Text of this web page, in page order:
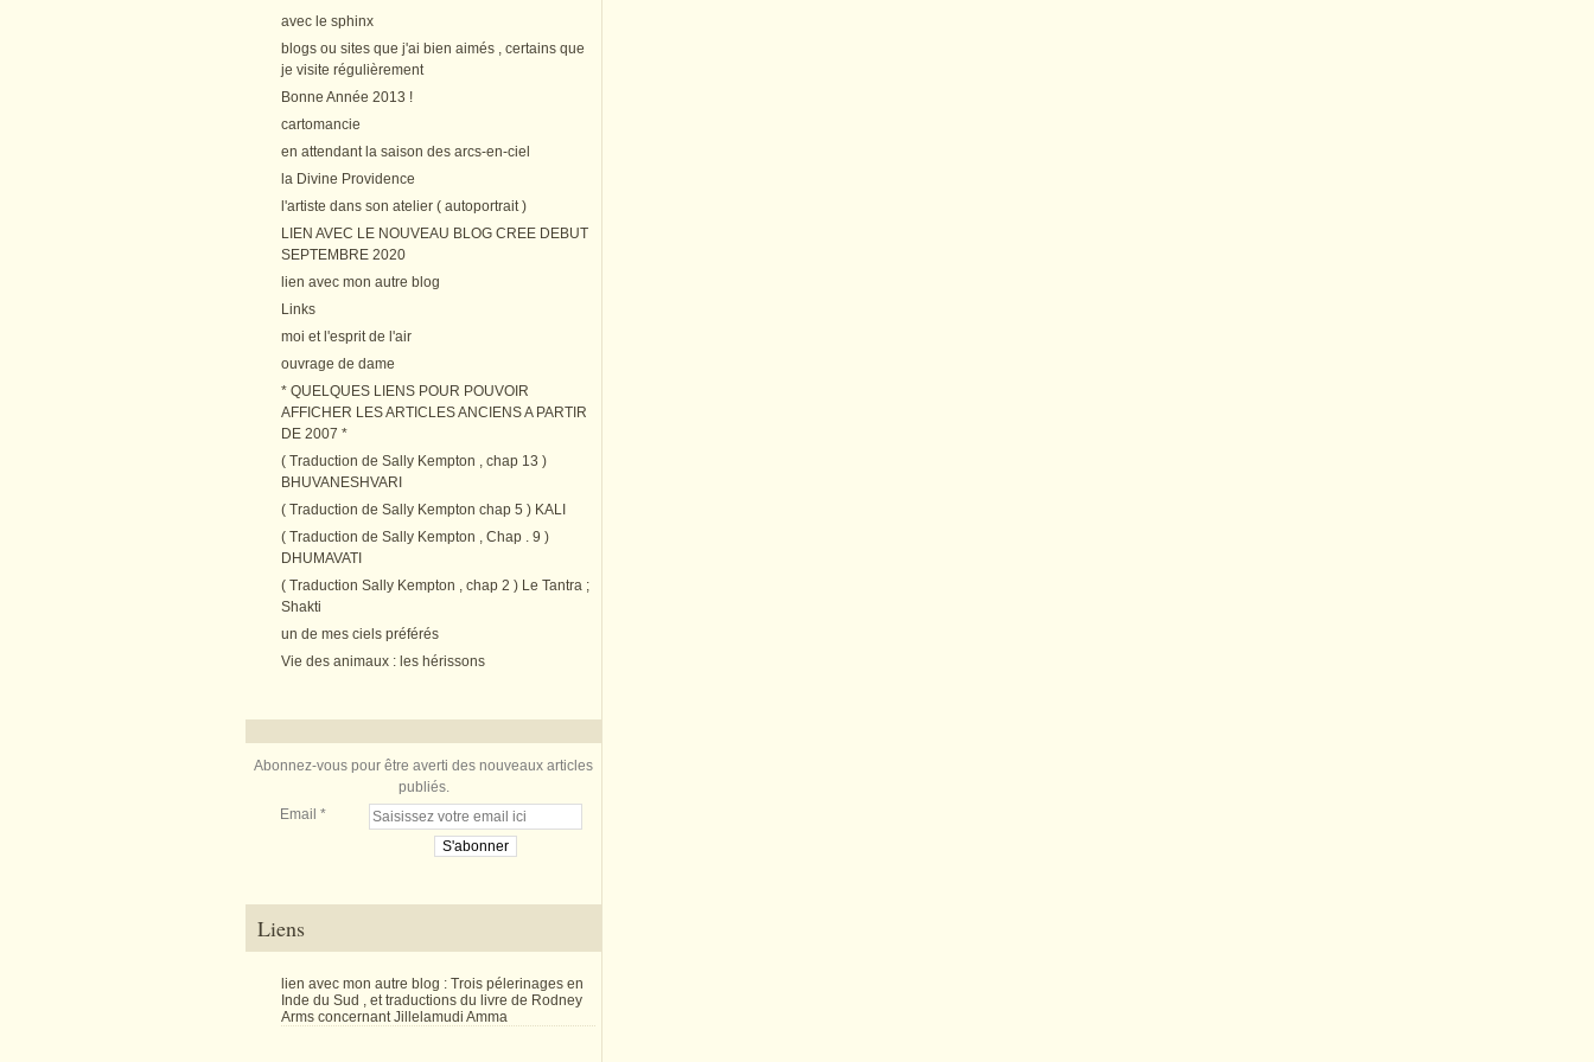
avec le sphinx
blogs ou sites que j'ai bien aimés , certains que
je visite régulièrement
Bonne Année 2013 !
cartomancie
en attendant la saison des arcs-en-ciel
la Divine Providence
l'artiste dans son atelier ( autoportrait )
LIEN AVEC LE NOUVEAU BLOG CREE DEBUT
SEPTEMBRE 2020
lien avec mon autre blog
Links
moi et l'esprit de l'air
ouvrage de dame
* QUELQUES LIENS POUR POUVOIR
AFFICHER LES ARTICLES ANCIENS A PARTIR
DE 2007 *
( Traduction de Sally Kempton , chap 13 )
BHUVANESHVARI
( Traduction de Sally Kempton chap 5 ) KALI
( Traduction de Sally Kempton , Chap . 9 )
DHUMAVATI
( Traduction Sally Kempton , chap 2 ) Le Tantra ;
Shakti
un de mes ciels préférés
Vie des animaux : les hérissons
Abonnez-vous pour être averti des nouveaux articles
publiés.
Email
Liens
lien avec mon autre blog : Trois pélerinages en
Inde du Sud , et traductions du livre de Rodney
Arms concernant Jillelamudi Amma